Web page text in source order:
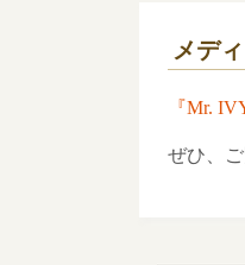
メデ
『Mr.
ぜひ、ご